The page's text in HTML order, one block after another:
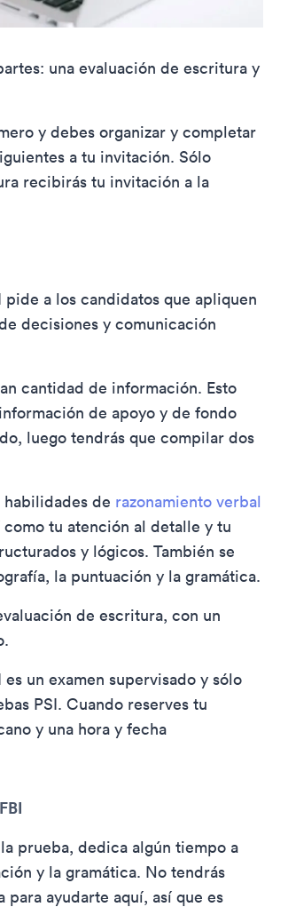
una evaluación de escritura y
y debes organizar y completar
a tu invitación. Sólo
recibirás tu invitación a la
a los candidatos que apliquen
decisiones y comunicación
cantidad de información. Esto
de apoyo y de fondo
luego tendrás que compilar dos
habilidades de razonamiento verbal
como tu atención al detalle y tu
y lógicos. También se
la puntuación y la gramática.
de escritura, con un
un examen supervisado y sólo
PSI. Cuando reserves tu
y una hora y fecha
prueba, dedica algún tiempo a
y la gramática. No tendrás
ayudarte aquí, así que es